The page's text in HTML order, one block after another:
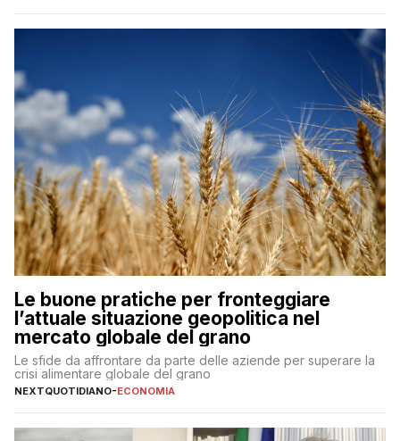
Le buone pratiche per fronteggiare
l’attuale situazione geopolitica nel
mercato globale del grano
Le sfide da affrontare da parte delle aziende per superare la
crisi alimentare globale del grano
NEXTQUOTIDIANO-ECONOMIA